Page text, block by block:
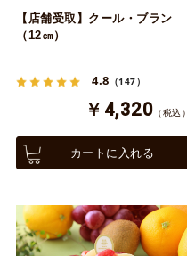
【店舗受取】クール・ブラン
（12㎝）
4.8 （147）
￥4,320 （税込）
カートに入れる